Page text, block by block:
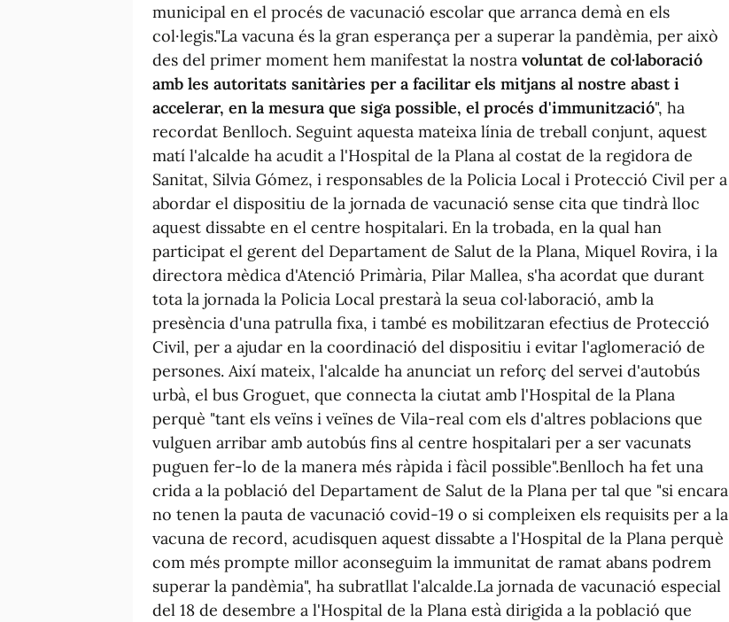
municipal en el procés de vacunació escolar que arranca demà en els
col·legis."La vacuna és la gran esperança per a superar la pandèmia, per això
des del primer moment hem manifestat la nostra voluntat de col·laboració
amb les autoritats sanitàries per a facilitar els mitjans al nostre abast i
accelerar, en la mesura que siga possible, el procés d'immunització", ha
recordat Benlloch. Seguint aquesta mateixa línia de treball conjunt, aquest
matí l'alcalde ha acudit a l'Hospital de la Plana al costat de la regidora de
Sanitat, Silvia Gómez, i responsables de la Policia Local i Protecció Civil per a
abordar el dispositiu de la jornada de vacunació sense cita que tindrà lloc
aquest dissabte en el centre hospitalari. En la trobada, en la qual han
participat el gerent del Departament de Salut de la Plana, Miquel Rovira, i la
directora mèdica d'Atenció Primària, Pilar Mallea, s'ha acordat que durant
tota la jornada la Policia Local prestarà la seua col·laboració, amb la
presència d'una patrulla fixa, i també es mobilitzaran efectius de Protecció
Civil, per a ajudar en la coordinació del dispositiu i evitar l'aglomeració de
persones. Així mateix, l'alcalde ha anunciat un reforç del servei d'autobús
urbà, el bus Groguet, que connecta la ciutat amb l'Hospital de la Plana
perquè "tant els veïns i veïnes de Vila-real com els d'altres poblacions que
vulguen arribar amb autobús fins al centre hospitalari per a ser vacunats
puguen fer-lo de la manera més ràpida i fàcil possible".Benlloch ha fet una
crida a la població del Departament de Salut de la Plana per tal que "si encara
no tenen la pauta de vacunació covid-19 o si compleixen els requisits per a la
vacuna de record, acudisquen aquest dissabte a l'Hospital de la Plana perquè
com més prompte millor aconseguim la immunitat de ramat abans podrem
superar la pandèmia", ha subratllat l'alcalde.La jornada de vacunació especial
del 18 de desembre a l'Hospital de la Plana està dirigida a la població que